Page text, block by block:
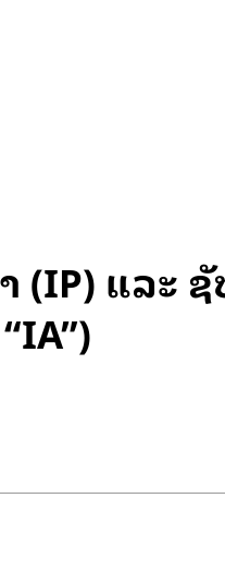
(IP) ແລະ